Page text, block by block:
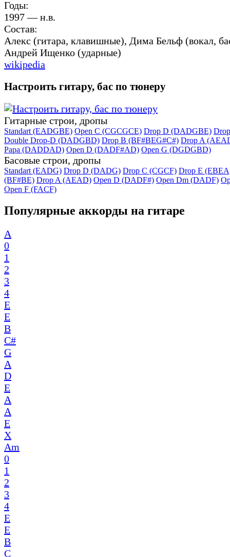
Годы:
1997 — н.в.
Состав:
Алекс (гитара, клавишные), Дима Бельф (вокал,
Андрей Ищенко (ударные)
wikipedia
Настроить гитару, бас по тюнеру
Гитарные строи, дропы
Standart (EADGBE) Open C (CGCGCE) Drop D (DADGBE)
Double Drop-D (DADGBD) Drop B (BF#BEG#C#) Drop A
Papa (DADDAD) Open D (DADF#AD) Open G (DGDGBD)
Басовые строи, дропы
Standart (EADG) Drop D (DADG) Drop C (CGCF) Drop E
(BF#BE) Drop A (AEAD) Open D (DADF#) Open Dm (DADF)
Open F (FACF)
Популярные аккорды на гитаре
A
0
1
2
3
4
E
E
B
C#
G
A
D
E
A
A
E
X
Am
0
1
2
3
4
E
E
B
C